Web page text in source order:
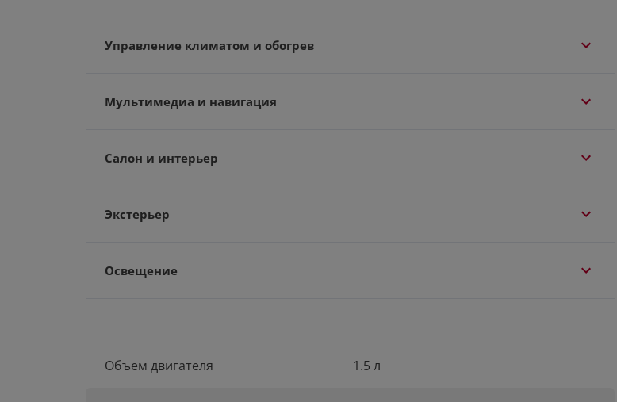
Управление климатом и обогрев
Мультимедиа и навигация
Салон и интерьер
Экстерьер
Освещение
Объем двигателя 1.5 л